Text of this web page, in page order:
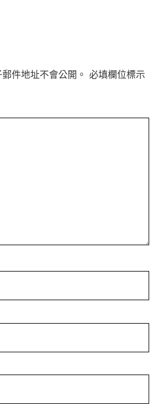
件地址不會公開。 必填欄位標示